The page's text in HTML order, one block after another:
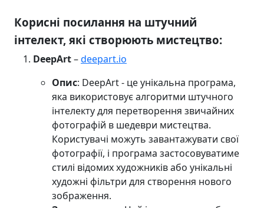
Корисні посилання на штучний
інтелект, які створюють мистецтво:
DeepArt–deepart.io
Опис: DeepArt - це унікальна програма,
яка використовує алгоритми штучного
інтелекту для перетворення звичайних
фотографій в шедеври мистецтва.
Користувачі можуть завантажувати свої
фотографії, і програма застосовуватиме
стилі відомих художників або унікальні
художні фільтри для створення нового
зображення.